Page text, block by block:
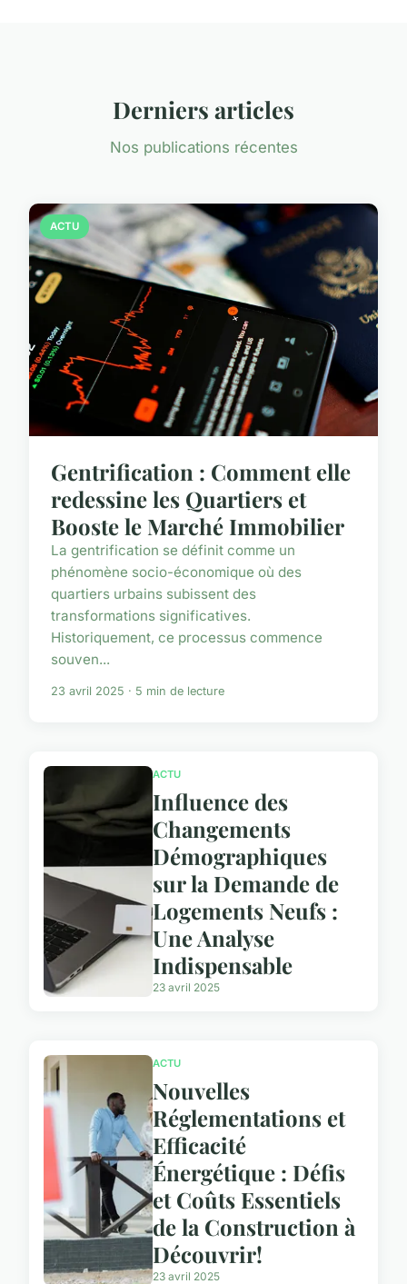
Derniers articles
Nos publications récentes
ACTU
Gentrification : Comment elle
redessine les Quartiers et
Booste le Marché Immobilier
La gentrification se définit comme un
phénomène socio-économique où des
quartiers urbains subissent des
transformations significatives.
Historiquement, ce processus commence
souven...
23 avril 2025 · 5 min de lecture
ACTU
Influence des
Changements
Démographiques
sur la Demande de
Logements Neufs :
Une Analyse
Indispensable
23 avril 2025
ACTU
Nouvelles
Réglementations et
Efficacité
Énergétique : Défis
et Coûts Essentiels
de la Construction à
Découvrir!
23 avril 2025